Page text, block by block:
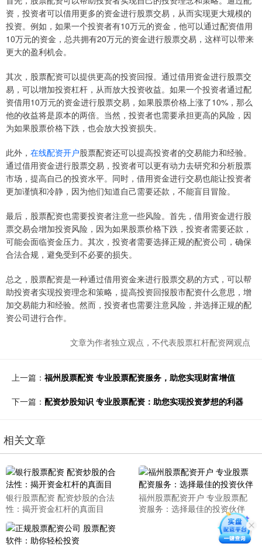
资，投资者可以借用更多的资金进行股票交易，从而实现更大规模的
投资。例如，如果一个投资者有10万元的资金，他可以通过配资借用
10万元的资金，总共拥有20万元的资金进行股票交易，这样可以带来
更大的盈利机会。
其次，股票配资可以提供更高的投资回报。通过借用资金进行股票交
易，可以增加投资杠杆，从而放大投资收益。如果一个投资者通过配
资借用10万元的资金进行股票交易，如果股票价格上涨了10%，那么
他的收益将是原本的两倍。当然，投资者也需要承担更高的风险，因
为如果股票价格下跌，也会放大投资损失。
此外， 在线配资开户股票配资还可以提高投资者的交易能力和经验。
通过借用资金进行股票交易，投资者可以更有动力去研究和分析股票
市场，提高自己的投资水平。同时，借用资金进行交易也能让投资者
更加谨慎和冷静，因为他们知道自己需要还款，不能盲目冒险。
最后，股票配资也需要投资者注意一些风险。首先，借用资金进行股
票交易会增加投资风险，因为如果股票价格下跌，投资者需要还款，
可能会面临资金压力。其次，投资者需要选择正规的配资公司，确保
合法合规，避免受到不必要的损失。
总之，股票配资是一种通过借用资金来进行股票交易的方式，可以帮
助投资者实现投资理念和策略，提高投资回报股市配资什么意思，增
加交易能力和经验。然而，投资者也需要注意风险，并选择正规的配
资公司进行合作。
文章为作者独立观点，不代表股票杠杆配资网观点
上一篇： 福州股票配资 专业股票配资服务，助您实现财富增值
下一篇： 配资炒股知识 专业股票配资：助您实现投资梦想的利器
相关文章
银行股票配资 配资炒股的合法
性：揭开资金杠杆的真面目
福州股票配资开户 专业股票配
资服务：选择最佳的投资伙伴